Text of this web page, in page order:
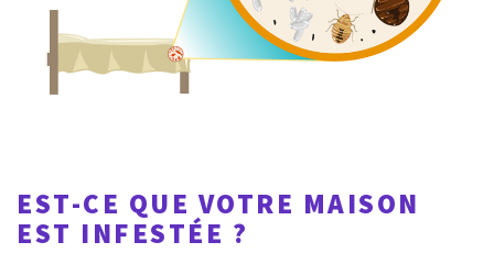
EST-CE QUE VOTRE MAISON
EST INFESTÉE ?